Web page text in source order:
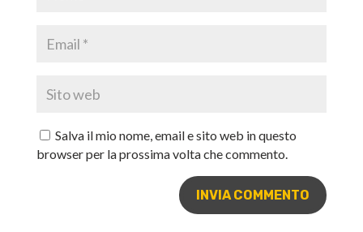
Salva il mio nome, email e sito web in questo
browser per la prossima volta che commento.